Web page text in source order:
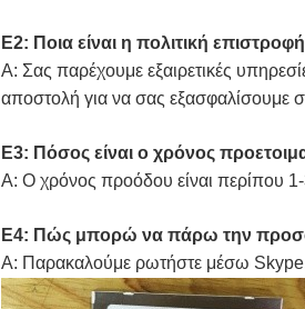
Ε2: Ποια είναι η πολιτική
Α: Σας παρέχουμε εξαιρετικές
αποστολή για να σας εξασφαλίσουμε
Ε3: Πόσος είναι ο χρόνος
Α: Ο χρόνος προόδου είναι περίπου
Ε4: Πώς μπορώ να πάρω την
Α: Παρακαλούμε ρωτήστε μέσω